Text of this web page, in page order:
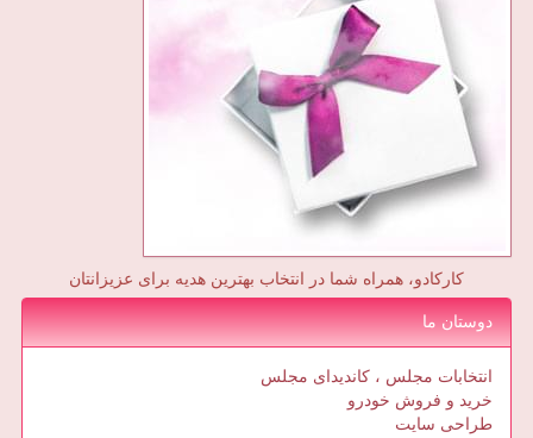
کارکادو، همراه شما در انتخاب بهترین هدیه برای عزیزانتان
دوستان ما
انتخابات مجلس ، کاندیدای مجلس
خرید و فروش خودرو
طراحی سایت